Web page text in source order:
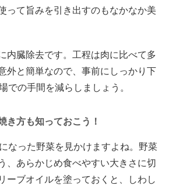
って旨みを引き出すのもなかなか美
内臓除去です。工程は肉に比べて多
外と簡単なので、事前にしっかり下
での手間を減らしましょう。
き方も知っておこう！
なった野菜を見かけますよね。野菜
、あらかじめ食べやすい大きさに切
ーブオイルを塗っておくと、しわし